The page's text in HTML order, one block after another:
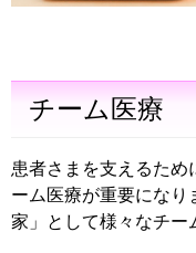
チーム医療
患者さまを支えるため
ーム医療が重要になり
家」として様々なチー